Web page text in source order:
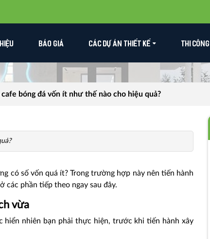
BÁO GIÁ CÁC DỰ ÁN THIẾT KẾ THI CÔNG
cafe bóng đá vốn ít như thế nào cho hiệu quả?
có số vốn quá ít? Trong trường hợp này nên tiến hành
các phần tiếp theo ngay sau đây.
vừa
hiển nhiên bạn phải thực hiện, trước khi tiến hành xây